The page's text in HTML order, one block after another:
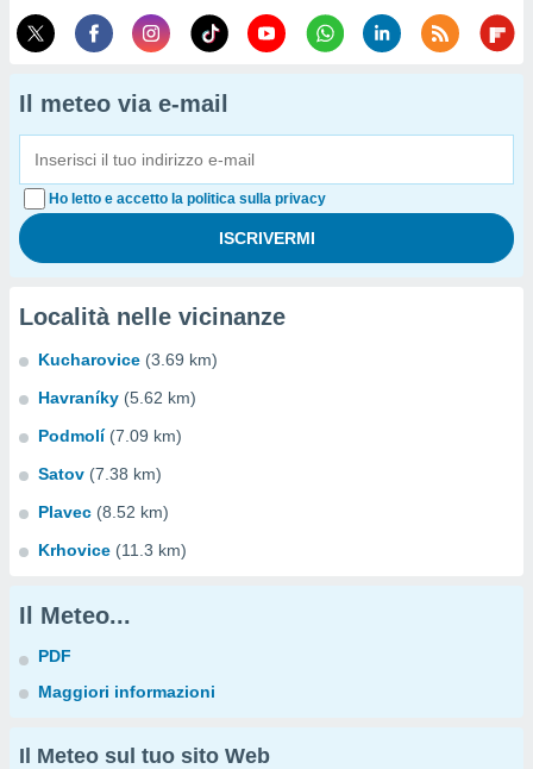
Il meteo via e-mail
Ho letto e accetto la politica sulla privacy
Località nelle vicinanze
Kucharovice (3.69 km)
Havraníky (5.62 km)
Podmolí (7.09 km)
Satov (7.38 km)
Plavec (8.52 km)
Krhovice (11.3 km)
Il Meteo...
PDF
Maggiori informazioni
Il Meteo sul tuo sito Web